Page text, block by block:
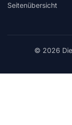
Seitenübersicht
© 2026